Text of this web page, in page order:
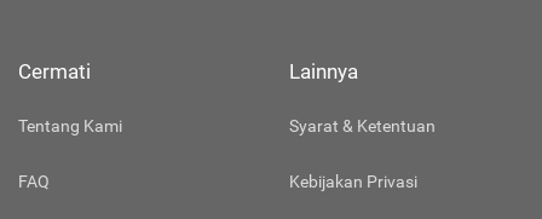
Cermati
Tentang Kami
FAQ
Lainnya
Syarat & Ketentuan
Kebijakan Privasi